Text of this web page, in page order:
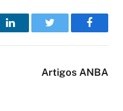
فيسبوك تويتر
Artigos ANBA